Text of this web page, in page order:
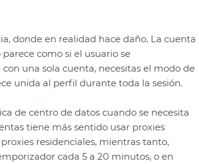
donde en realidad hace daño. La cuenta
como si el usuario se
una sola cuenta, necesitas el modo de
unida al perfil durante toda la sesión.
de centro de datos cuando se necesita
tiene más sentido usar proxies
residenciales, mientras tanto,
cada 5 a 20 minutos, o en